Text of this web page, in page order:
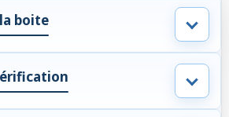
boite